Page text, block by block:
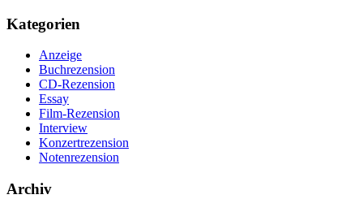
Kategorien
Anzeige
Buchrezension
CD-Rezension
Essay
Film-Rezension
Interview
Konzertrezension
Notenrezension
Archiv